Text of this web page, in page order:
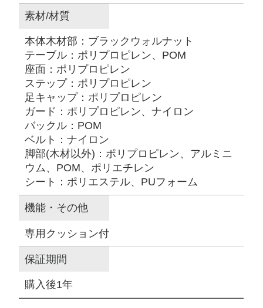
素材/材質
本体木材部：ブラックウォルナット
テーブル：ポリプロピレン、POM
座面：ポリプロピレン
ステップ：ポリプロピレン
足キャップ：ポリプロピレン
ガード：ポリプロピレン、ナイロン
バックル：POM
ベルト：ナイロン
脚部(木材以外)：ポリプロピレン、アルミニ
ウム、POM、ポリエチレン
シート：ポリエステル、PUフォーム
機能・その他
専用クッション付
保証期間
購入後1年